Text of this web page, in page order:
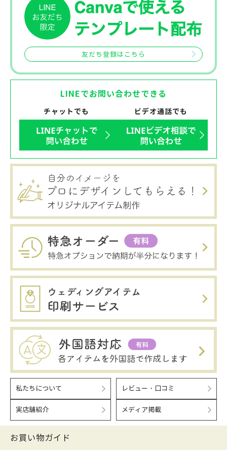
友だち登録はこちら
LINEでお問い合わせできる
チャットでも ビデオ通話でも
私たちについて レビュー・口コミ
実店舗紹介 メディア掲載
お買い物ガイド